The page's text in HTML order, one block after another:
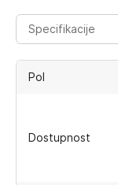
Specifikacije
Pol
Dostupnost